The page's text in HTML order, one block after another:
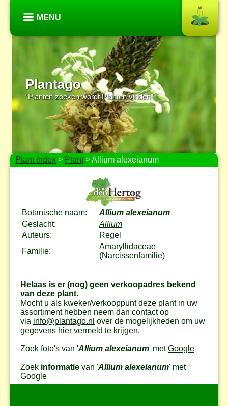
MENU
Plantago
“Planten zoeken wordt Planten vinden”
Plant Index > Plant> Allium alexeianum
Botanische naam:
Allium alexeianum
Geslacht:
Allium
Auteurs:
Regel
Familie:
Amaryllidaceae
(Narcissenfamilie)
Helaas is er (nog) geen verkoopadres bekend
van deze plant.
Mocht u als kweker/verkooppunt deze plant in uw
assortiment hebben neem dan contact op
via info@plantago.nl over de mogelijkheden om uw
gegevens hier vermeld te krijgen.
Zoek foto's van 'Allium alexeianum' metGoogle
Zoek informatie van 'Allium alexeianum' met
Google